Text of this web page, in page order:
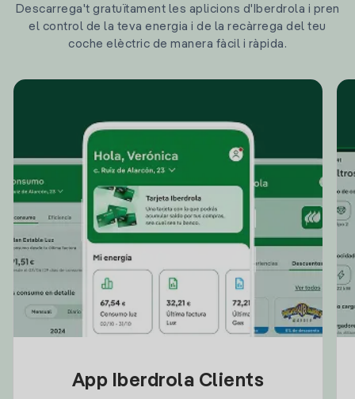
Descarrega't gratuïtament les aplicions d'Iberdrola i pren
el control de la teva energia i de la recàrrega del teu
coche elèctric de manera fàcil i ràpida.
App Iberdrola Clients